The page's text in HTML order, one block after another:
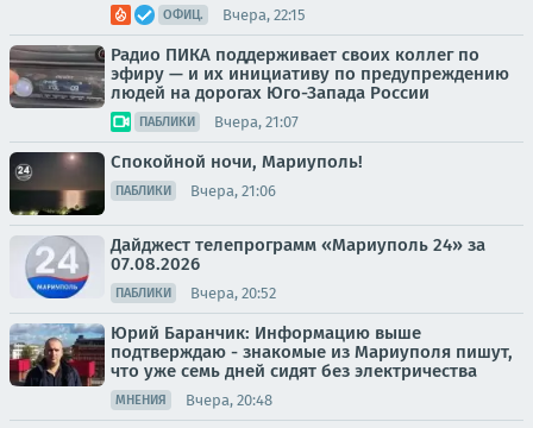
ОФИЦ. Вчера, 22:15
Радио ПИКА поддерживает своих коллег по
эфиру — и их инициативу по предупреждению
людей на дорогах Юго-Запада России
ПАБЛИКИ Вчера, 21:07
Спокойной ночи, Мариуполь!
ПАБЛИКИ Вчера, 21:06
Дайджест телепрограмм «Мариуполь 24» за
07.08.2026
ПАБЛИКИ Вчера, 20:52
Юрий Баранчик: Информацию выше
подтверждаю - знакомые из Мариуполя пишут,
что уже семь дней сидят без электричества
МНЕНИЯ Вчера, 20:48